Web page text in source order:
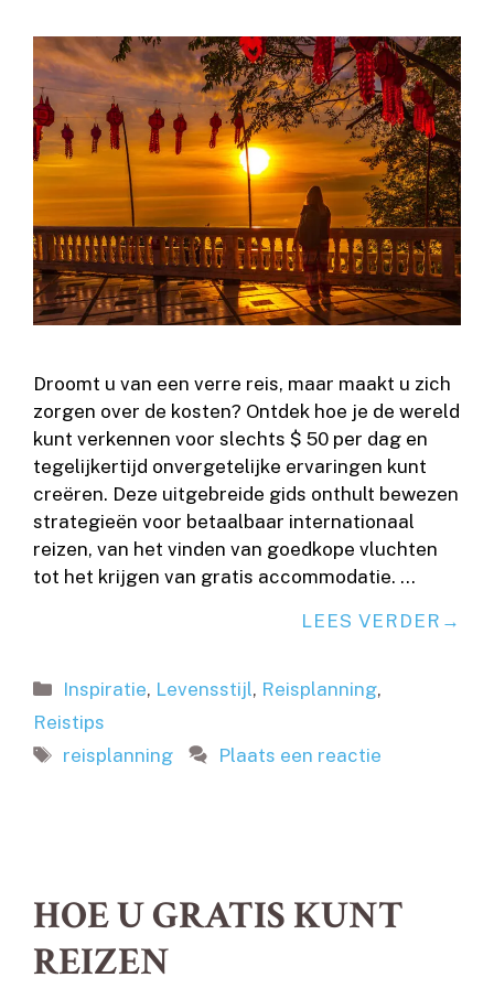
Droomt u van een verre reis, maar maakt u zich
zorgen over de kosten? Ontdek hoe je de wereld
kunt verkennen voor slechts $ 50 per dag en
tegelijkertijd onvergetelijke ervaringen kunt
creëren. Deze uitgebreide gids onthult bewezen
strategieën voor betaalbaar internationaal
reizen, van het vinden van goedkope vluchten
tot het krijgen van gratis accommodatie. …
LEES VERDER
Categorieën
Inspiratie, Levensstijl, Reisplanning,
Reistips
Tags
reisplanning Plaats een reactie
HOE U GRATIS KUNT
REIZEN